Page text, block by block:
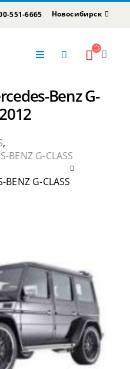
551-6665 Новосибирск
Benz G-
,
G-CLASS
G-CLASS